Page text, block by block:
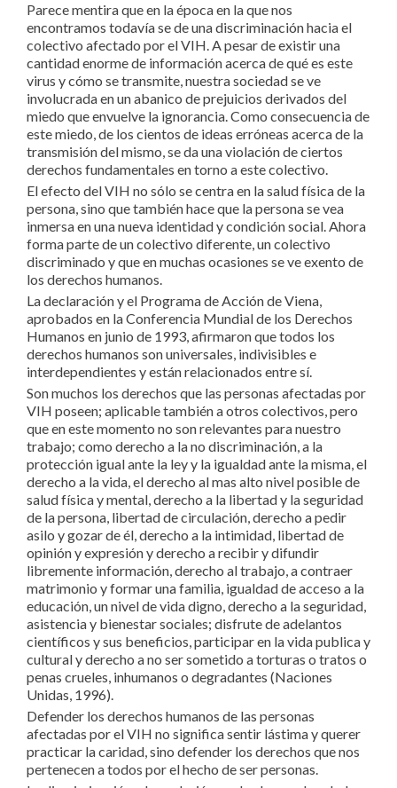
Parece mentira que en la época en la que nos
encontramos todavía se de una discriminación hacia el
colectivo afectado por el VIH. A pesar de existir una
cantidad enorme de información acerca de qué es este
virus y cómo se transmite, nuestra sociedad se ve
involucrada en un abanico de prejuicios derivados del
miedo que envuelve la ignorancia. Como consecuencia de
este miedo, de los cientos de ideas erróneas acerca de la
transmisión del mismo, se da una violación de ciertos
derechos fundamentales en torno a este colectivo.
El efecto del VIH no sólo se centra en la salud física de la
persona, sino que también hace que la persona se vea
inmersa en una nueva identidad y condición social. Ahora
forma parte de un colectivo diferente, un colectivo
discriminado y que en muchas ocasiones se ve exento de
los derechos humanos.
La declaración y el Programa de Acción de Viena,
aprobados en la Conferencia Mundial de los Derechos
Humanos en junio de 1993, afirmaron que todos los
derechos humanos son universales, indivisibles e
interdependientes y están relacionados entre sí.
Son muchos los derechos que las personas afectadas por
VIH poseen; aplicable también a otros colectivos, pero
que en este momento no son relevantes para nuestro
trabajo; como derecho a la no discriminación, a la
protección igual ante la ley y la igualdad ante la misma, el
derecho a la vida, el derecho al mas alto nivel posible de
salud física y mental, derecho a la libertad y la seguridad
de la persona, libertad de circulación, derecho a pedir
asilo y gozar de él, derecho a la intimidad, libertad de
opinión y expresión y derecho a recibir y difundir
libremente información, derecho al trabajo, a contraer
matrimonio y formar una familia, igualdad de acceso a la
educación, un nivel de vida digno, derecho a la seguridad,
asistencia y bienestar sociales; disfrute de adelantos
científicos y sus beneficios, participar en la vida publica y
cultural y derecho a no ser sometido a torturas o tratos o
penas crueles, inhumanos o degradantes (Naciones
Unidas, 1996).
Defender los derechos humanos de las personas
afectadas por el VIH no significa sentir lástima y querer
practicar la caridad, sino defender los derechos que nos
pertenecen a todos por el hecho de ser personas.